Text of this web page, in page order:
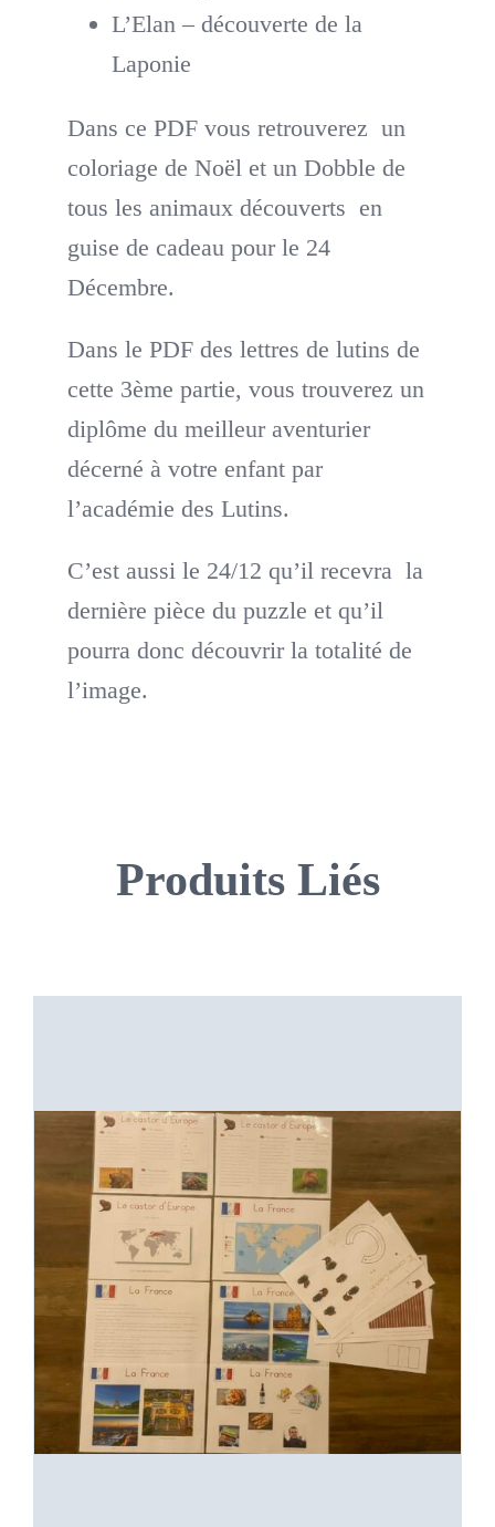
L’Elan – découverte de la
Laponie
Dans ce PDF vous retrouverez un
coloriage de Noël et un Dobble de
tous les animaux découverts en
guise de cadeau pour le 24
Décembre.
Dans le PDF des lettres de lutins de
cette 3ème partie, vous trouverez un
diplôme du meilleur aventurier
décerné à votre enfant par
l’académie des Lutins.
C’est aussi le 24/12 qu’il recevra la
dernière pièce du puzzle et qu’il
pourra donc découvrir la totalité de
l’image.
Produits Liés